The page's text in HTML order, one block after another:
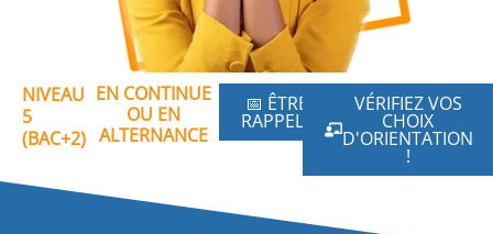
NIVEAU
5
(BAC+2)
EN CONTINUE
OU EN
ALTERNANCE
📅 ÊTRE
RAPPELÉ
VÉRIFIEZ VOS
CHOIX
D'ORIENTATION
!